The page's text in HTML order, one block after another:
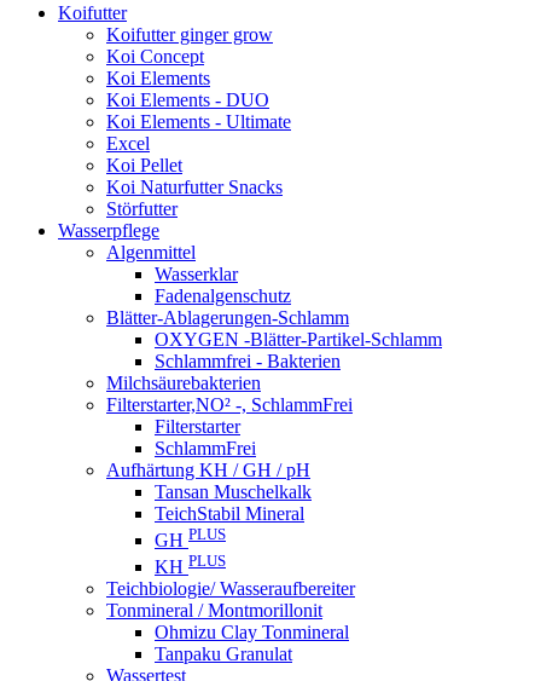
Koifutter
Koifutter ginger grow
Koi Concept
Koi Elements
Koi Elements - DUO
Koi Elements - Ultimate
Excel
Koi Pellet
Koi Naturfutter Snacks
Störfutter
Wasserpflege
Algenmittel
Wasserklar
Fadenalgenschutz
Blätter-Ablagerungen-Schlamm
OXYGEN -Blätter-Partikel-Schlamm
Schlammfrei - Bakterien
Milchsäurebakterien
Filterstarter,NO² -, SchlammFrei
Filterstarter
SchlammFrei
Aufhärtung KH / GH / pH
Tansan Muschelkalk
TeichStabil Mineral
GH PLUS
KH PLUS
Teichbiologie/ Wasseraufbereiter
Tonmineral / Montmorillonit
Ohmizu Clay Tonmineral
Tanpaku Granulat
Wassertest